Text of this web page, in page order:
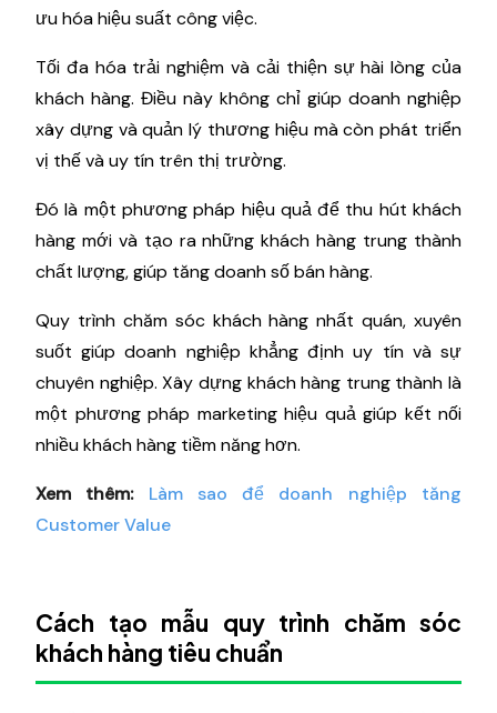
ưu hóa hiệu suất công việc.
Tối đa hóa trải nghiệm và cải thiện sự hài lòng của
khách hàng. Điều này không chỉ giúp doanh nghiệp
xây dựng và quản lý thương hiệu mà còn phát triển
vị thế và uy tín trên thị trường.
Đó là một phương pháp hiệu quả để thu hút khách
hàng mới và tạo ra những khách hàng trung thành
chất lượng, giúp tăng doanh số bán hàng.
Quy trình chăm sóc khách hàng nhất quán, xuyên
suốt giúp doanh nghiệp khẳng định uy tín và sự
chuyên nghiệp. Xây dựng khách hàng trung thành là
một phương pháp marketing hiệu quả giúp kết nối
nhiều khách hàng tiềm năng hơn.
Xem thêm:
Làm sao để doanh nghiệp tăng
Customer Value
Cách tạo mẫu quy trình chăm sóc
khách hàng tiêu chuẩn